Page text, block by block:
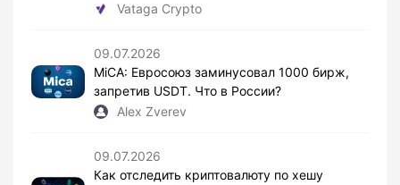
Vataga Crypto
09.07.2026
MiCA: Евросоюз заминусовал 1000 бирж,
запретив USDT. Что в России?
Alex Zverev
09.07.2026
Как отследить криптовалюту по хешу